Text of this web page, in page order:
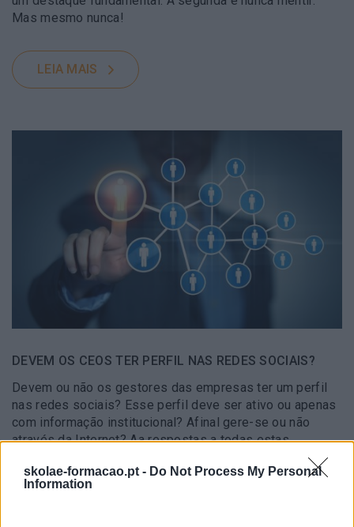
skolae-formacao.pt - Do Not Process My Personal
Information
Mas mesmo nunca!
LEIA MAIS
DEVEM OS CEOS TER PERFIL NAS REDES SOCIAIS?
Devem ou não os gestores das empresas ter um perfil
nas redes sociais? Esse perfil deve ser ativo ou apenas
com informação institucional? Afinal gere-se ou não
através da Internet? Aa respostas a todas estas